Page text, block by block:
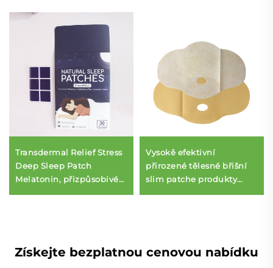
Transdermal Relief Stress
Deep Sleep Patch
Melatonin, přizpůsobivé
Vysokě efektivní
přirozené tělesné břišní
slim patche produkty
Získejte bezplatnou cenovou nabídku